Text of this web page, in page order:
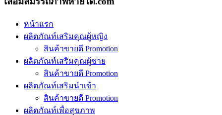
หน้าแรก
ผลิตภัณท์เสริมคุณผู้หญิง
สินค้าขายดี Promotion
ผลิตภัณท์เสริมคุณผู้ชาย
สินค้าขายดี Promotion
ผลิตภัณท์เสริมนำเข้า
สินค้าขายดี Promotion
ผลิตภัณท์เพื่อสุขภาพ